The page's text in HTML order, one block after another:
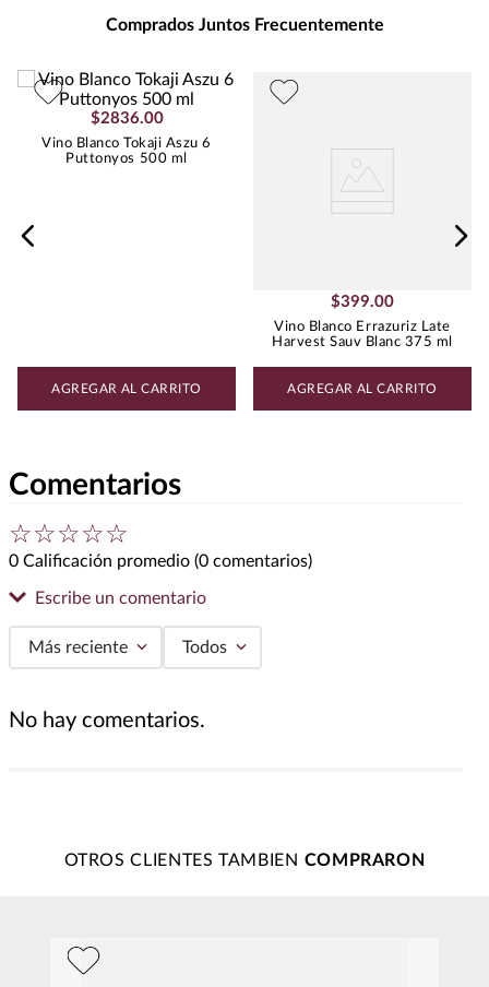
Unidad de Medida
Peso:
Comprados Juntos Frecuentemente
$2836.00
Vino Blanco Tokaji Aszu 6
Puttonyos 500 ml
AGREGAR AL CARRITO
$399.00
Vino Blanco Errazuriz Late
Harvest Sauv Blanc 375 ml
AGREGAR AL CARRITO
Comentarios
☆☆☆☆☆
0 Calificación promedio (0 comentarios)
Escribe un comentario
Título
★★★ ★ ★
Dirección de email
Más reciente Todos
No hay comentarios.
OTROS CLIENTES TAMBIEN